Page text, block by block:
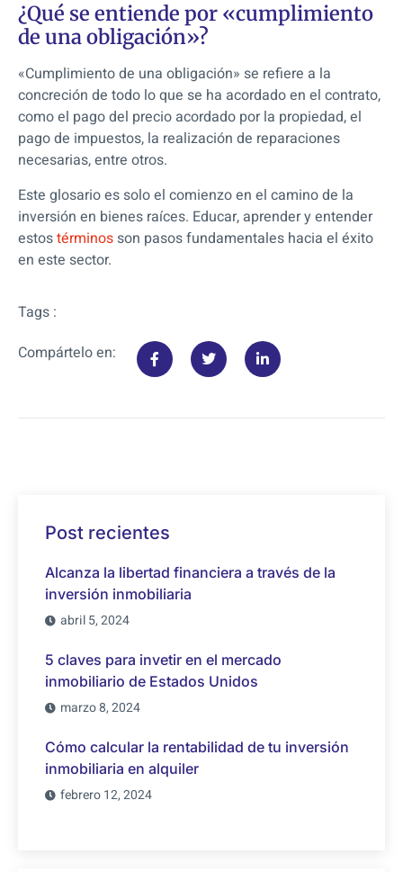
¿Qué se entiende por «cumplimiento
de una obligación»?
«Cumplimiento de una obligación» se refiere a la
concreción de todo lo que se ha acordado en el contrato,
como el pago del precio acordado por la propiedad, el
pago de impuestos, la realización de reparaciones
necesarias, entre otros.
Este glosario es solo el comienzo en el camino de la
inversión en bienes raíces. Educar, aprender y entender
estostérminos son pasos fundamentales hacia el éxito
en este sector.
Tags :
Compártelo en:
Post recientes
Alcanza la libertad financiera a través de la
inversión inmobiliaria
abril 5, 2024
5 claves para invetir en el mercado
inmobiliario de Estados Unidos
marzo 8, 2024
Cómo calcular la rentabilidad de tu inversión
inmobiliaria en alquiler
febrero 12, 2024